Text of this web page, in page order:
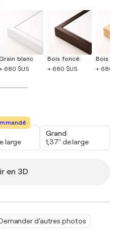
d'autres photos
blanc
680 $US
Bois foncé
+ 680 $US
Bois
+ 680
large
Grand
1,37" de large
en 3D